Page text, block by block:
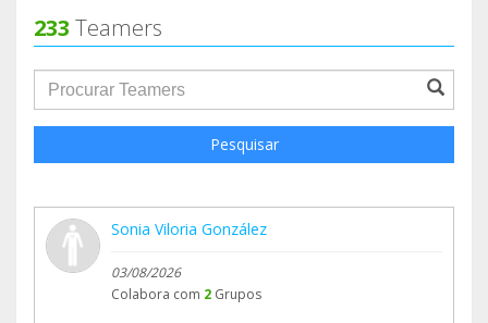
233 Teamers
groupProfile.searchForm.search.text???
Pesquisar
Sonia Viloria González
03/08/2026
Colabora com 2 Grupos